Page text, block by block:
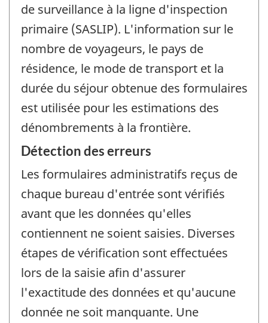
de surveillance à la ligne d'inspection
primaire (SASLIP). L'information sur le
nombre de voyageurs, le pays de
résidence, le mode de transport et la
durée du séjour obtenue des formulaires
est utilisée pour les estimations des
dénombrements à la frontière.
Détection des erreurs
Les formulaires administratifs reçus de
chaque bureau d'entrée sont vérifiés
avant que les données qu'elles
contiennent ne soient saisies. Diverses
étapes de vérification sont effectuées
lors de la saisie afin d'assurer
l'exactitude des données et qu'aucune
donnée ne soit manquante. Une